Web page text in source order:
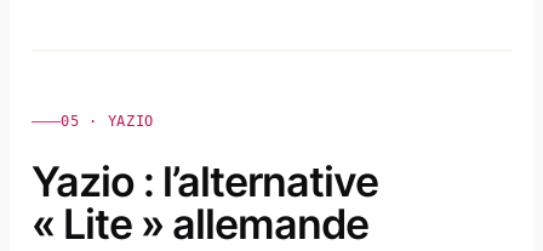
05 · YAZIO
Yazio : l’alternative
« Lite » allemande